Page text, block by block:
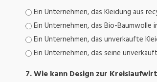
Ein Unternehmen, das Kleidung aus
Ein Unternehmen, das Bio-
Ein Unternehmen, das unverkaufte
Ein Unternehmen, das seine
7. Wie kann Design zur